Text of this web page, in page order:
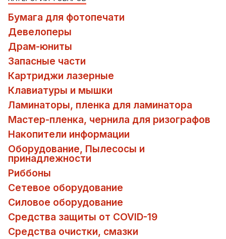
Бумага для фотопечати
Девелоперы
Драм-юниты
Запасные части
Картриджи лазерные
Клавиатуры и мышки
Ламинаторы, пленка для ламинатора
Мастер-пленка, чернила для ризографов
Накопители информации
Оборудование, Пылесосы и
принадлежности
Риббоны
Сетевое оборудование
Силовое оборудование
Средства защиты от COVID-19
Средства очистки, смазки